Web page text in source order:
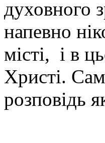
духовного
напевно
місті, і в
Христі.
розповідь